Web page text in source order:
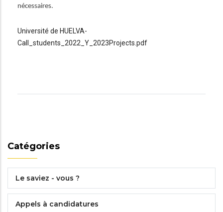
nécessaires.
Université de HUELVA-
Call_students_2022_Y_2023Projects.pdf
Catégories
Le saviez - vous ?
Appels à candidatures